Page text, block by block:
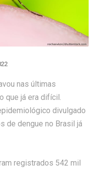
nas últimas
que já era difícil.
divulgado
de dengue no Brasil já
registrados 542 mil